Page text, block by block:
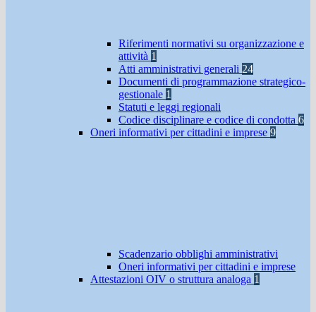
Riferimenti normativi su organizzazione e
attività 1
Atti amministrativi generali 24
Documenti di programmazione strategico-
gestionale 1
Statuti e leggi regionali
Codice disciplinare e codice di condotta 6
Oneri informativi per cittadini e imprese 9
Scadenzario obblighi amministrativi
Oneri informativi per cittadini e imprese
Attestazioni OIV o struttura analoga 1